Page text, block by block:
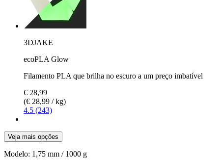
3DJAKE
ecoPLA Glow
Filamento PLA que brilha no escuro a um preço imbatível
€ 28,99
(€ 28,99 / kg)
4.5 (243)
Veja mais opções
Modelo: 1,75 mm / 1000 g